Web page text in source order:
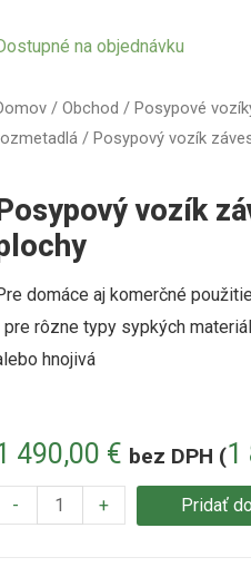
/ Obchod / Posypové
/ Posypový vozík
vozík
490,00 € bez DPH (1
domáce aj komerčné
pre rôzne typy sypkých
hnojivá
na objednávku
- + Pridať